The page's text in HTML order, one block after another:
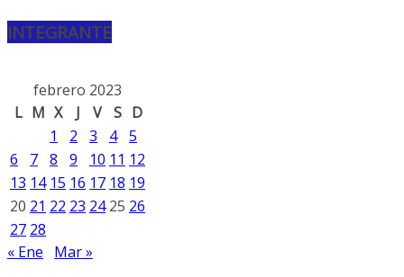
INTEGRANTE
febrero 2023
L M X J V S D
1
2 3 4 5
6
7 8 9 10 11 12
13 14 15 16 17 18 19
20 21 22 23 24 25 26
27 28
« Ene
Mar »